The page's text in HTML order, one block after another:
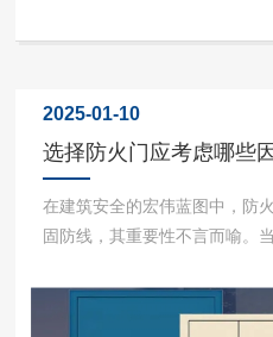
2025-01-10
选择防火门应考虑哪些
在建筑安全的宏伟蓝图中，防
固防线，其重要性不言而喻。
勇无畏的卫士，将熊熊烈火阻
散的速度。它就像是一道坚不